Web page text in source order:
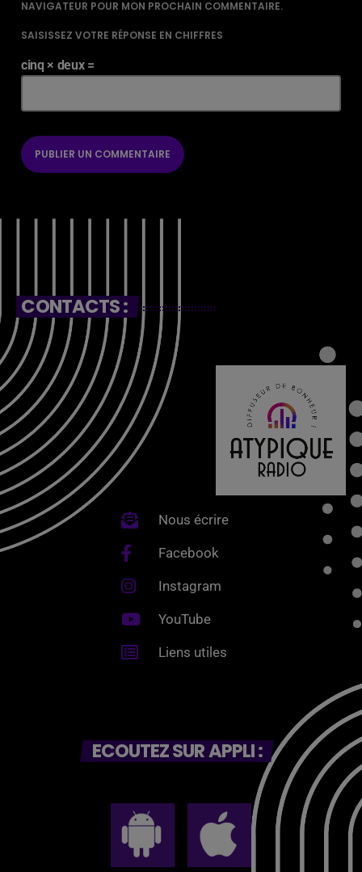
NAVIGATEUR POUR MON PROCHAIN COMMENTAIRE.
SAISISSEZ VOTRE RÉPONSE EN CHIFFRES
cinq × deux =
CONTACTS :
Nous écrire
Facebook
Instagram
YouTube
Liens utiles
ECOUTEZ SUR APPLI :